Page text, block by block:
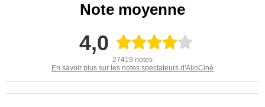
Note moyenne
4,0
27419 notes
En savoir plus sur les notes spectateurs d'AlloCiné